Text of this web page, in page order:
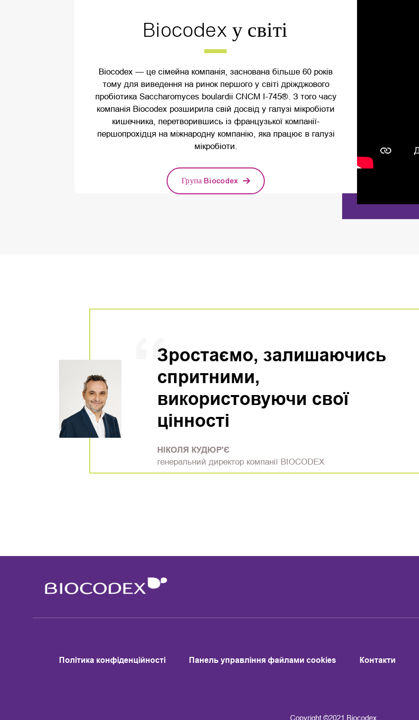
Biocodex у світі
Biocodex — це сімейна компанія, заснована більше 60 років
тому для виведення на ринок першого у світі дріжджового
пробіотика Saccharomyces boulardii CNCM I-745®. З того часу
компанія Biocodex розширила свій досвід у галузі мікробіоти
кишечника, перетворившись із французької компанії-
першопрохідця на міжнародну компанію, яка працює в галузі
мікробіоти.
Група Biocodex
Зростаємо, залишаючись
спритними,
використовуючи свої
цінності
НІКОЛЯ КУДЮР'Є
генеральний директор компанії BIOCODEX
Політика конфіденційності Панель управління файлами cookies Контакти
Copyright ©2021 Biocodex